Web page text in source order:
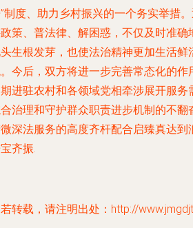
制度、助力乡村振兴的一个务实举措
策、普法律、解困惑，不仅及时准
生根发芽，也使法治精神更加生活鲜
今后，双方将进一步完善常态化的
进驻农村和各领域党相牵涉展开服
治理和守护群众职责进步机制的不
深法服务的高度齐杆配合启臻真达
齐振.
转载，请注明出处：http://